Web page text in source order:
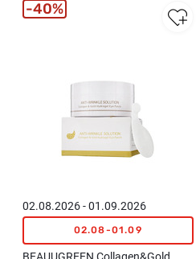
02.08.2026 - 01.09.2026
02.08-01.09
BEAUUGREEN Collagen&Gold
40%